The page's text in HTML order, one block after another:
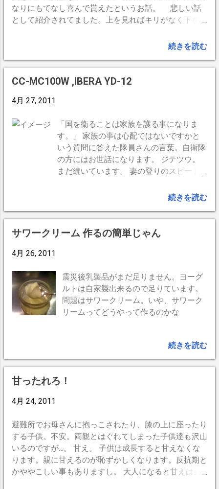
なりにもてなし喜んで貰えたというお話。 悲しい話
として紹介されてました。上を見ればキリがなく下を見
は、 ご飯に水と塩をかけただけで とても美味しいと思
熱々の白いおにぎりが出た時には小踊りしたものです。
具も入って無ければ、他にオカズもありません。まし
かも知れません。 私の幼い頃の食事、つまり、我が家
す。しかし、被災地ではないので、私は両親がいなくて
も祖母と二人暮らしでも、毎日それなりに楽しく暮らし
ていました。 逆に、どんなにいいものを食ていても被
災地や避難所では 凡そ楽しい気分とは程遠いのだろう
ということになります。
続きを読む
CC-MC100W ,IBERA YD-12
4月 27, 2011
「国を衞ることは家族を護る事になりま
す。」 家族の事は心配ではないですかと
いう質問に答えた隊員さんの言葉。自衛隊
の方にはお世話になります。 ジテツウ。
まだ続いています。 妻の登りのスピード
てきてます。(走行距離150km超) 途中、す
はない楽しさ。 「おはよーっ！」「おぉ
っ!?」 反応も様々で楽しいです。多少の雨
を新規購入。ついでに、iPhone固定用ケー
スIBERA YD-12も購入。 走行中はiPhoneの
呼び出し音も聴こえず、バイブの振動も感
じない事が多い。残るはケースでマウント
ラは単純構造とホルダーが革製の変わりも
のだが、外れた話は聞かない。 ワイヤレ
す。 ワイヤードだと螺旋状のコードが目
続きを読む
サワークリーム 作るの簡単じゃん
4月 26, 2011
震災後乳製品がまだ足りません。ヨーグ
ルトは自家製出来るので足りています。
問題はサワークリーム。いや、サワーク
リームってどうやって作るのかな
続きを読む
甘ったれろ！
4月 24, 2011
避難所でお母さんに抱っこされたり、膝の上に座ったり
する子供。不安。両親とはぐれてしまった子供達も沢山
いるのですが…。 甘え。 子供は成長すると甘えなくな
ります。親に甘えるのが恥ずかしくなります。反抗期と
かややこしい事もありますし。 大人になると甘えは必